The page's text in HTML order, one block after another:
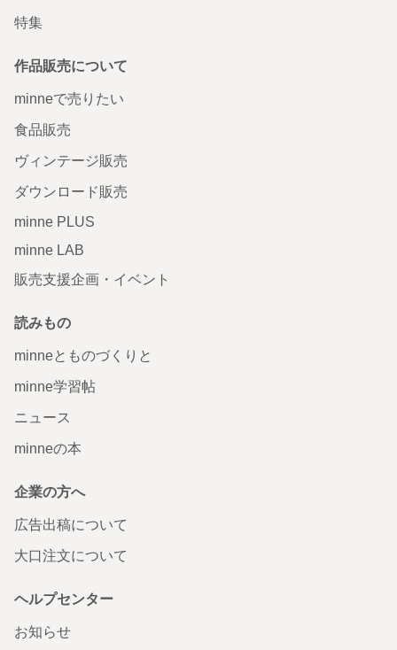
特集
作品販売について
minneで売りたい
食品販売
ヴィンテージ販売
ダウンロード販売
minne PLUS
minne LAB
販売支援企画・イベント
読みもの
minneとものづくりと
minne学習帖
ニュース
minneの本
企業の方へ
広告出稿について
大口注文について
ヘルプセンター
お知らせ